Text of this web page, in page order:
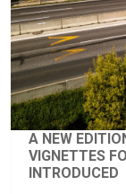
A NEW
VIGNETTES
INTRODUCED